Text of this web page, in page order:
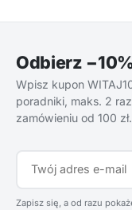
Odbierz
Wpisz kupon
poradniki, maks. 2
zamówieniu od 100 zł.
Zapisz się, a od razu